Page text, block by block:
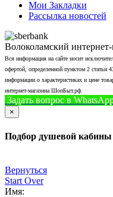
Мои Закладки
Рассылка новостей
Волоколамский
Вся информация на сайте носит
офертой, определенной пунктом 2 статьи
информации о характеристиках и цене
интернет-магазина ШопБыт.рф.
Задать вопрос в
×
Подбор душевой кабины
Вернуться
Start Over
Имя: